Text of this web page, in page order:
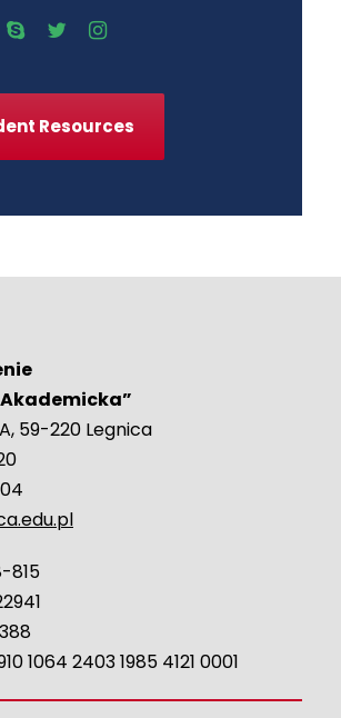
Resources
59-220 Legnica
815
1064 2403 1985 4121 0001